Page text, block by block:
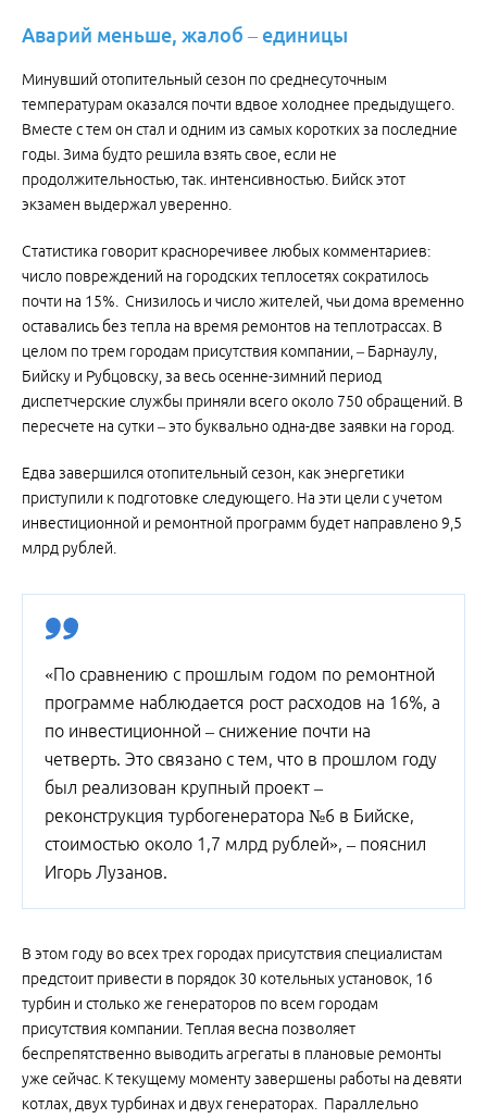
Аварий меньше, жалоб – единицы
Минувший отопительный сезон по среднесуточным
температурам оказался почти вдвое холоднее предыдущего.
Вместе с тем он стал и одним из самых коротких за последние
годы. Зима будто решила взять свое, если не
продолжительностью, так. интенсивностью. Бийск этот
экзамен выдержал уверенно.
Статистика говорит красноречивее любых комментариев:
число повреждений на городских теплосетях сократилось
почти на 15%. Снизилось и число жителей, чьи дома временно
оставались без тепла на время ремонтов на теплотрассах. В
целом по трем городам присутствия компании, – Барнаулу,
Бийску и Рубцовску, за весь осенне-зимний период
диспетчерские службы приняли всего около 750 обращений. В
пересчете на сутки – это буквально одна-две заявки на город.
Едва завершился отопительный сезон, как энергетики
приступили к подготовке следующего. На эти цели с учетом
инвестиционной и ремонтной программ будет направлено 9,5
млрд рублей.
«По сравнению с прошлым годом по ремонтной
программе наблюдается рост расходов на 16%, а
по инвестиционной – снижение почти на
четверть. Это связано с тем, что в прошлом году
был реализован крупный проект –
реконструкция турбогенератора №6 в Бийске,
стоимостью около 1,7 млрд рублей», – пояснил
Игорь Лузанов.
В этом году во всех трех городах присутствия специалистам
предстоит привести в порядок 30 котельных установок, 16
турбин и столько же генераторов по всем городам
присутствия компании. Теплая весна позволяет
беспрепятственно выводить агрегаты в плановые ремонты
уже сейчас. К текущему моменту завершены работы на девяти
котлах, двух турбинах и двух генераторах. Параллельно